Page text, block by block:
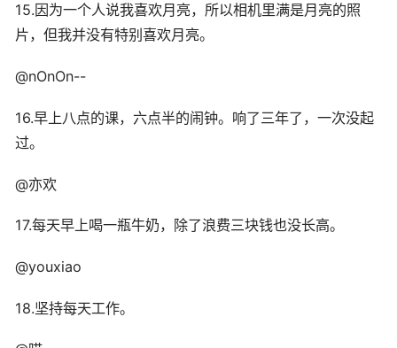
15.因为一个人说我喜欢月亮，所以相机里满是月亮的照
片，但我并没有特别喜欢月亮。
@nOnOn--
16.早上八点的课，六点半的闹钟。响了三年了，一次没起
过。
@亦欢
17.每天早上喝一瓶牛奶，除了浪费三块钱也没长高。
@youxiao
18.坚持每天工作。